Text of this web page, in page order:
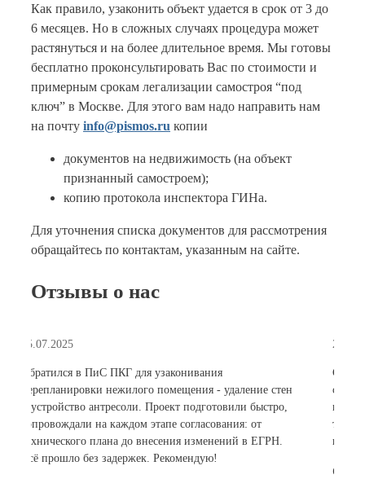
Как правило, узаконить объект удается в срок от 3 до
6 месяцев. Но в сложных случаях процедура может
растянуться и на более длительное время. Мы готовы
бесплатно проконсультировать Вас по стоимости и
примерным срокам легализации самостроя “под
ключ” в Москве. Для этого вам надо направить нам
на почту info@pismos.ru копии
документов на недвижимость (на объект
признанный самостроем);
копию протокола инспектора ГИНа.
Для уточнения списка документов для рассмотрения
обращайтесь по контактам, указанным на сайте.
Отзывы о нас
21.04.2025
Сотрудничаем уже второй год. Компания помогает в
согласовании фасадов зданий и изменении входных
групп. Очень ценю их комплексный подход -
технические заключения, колористика, регистрация в
госорганах. Работают профессионально и оперативно.